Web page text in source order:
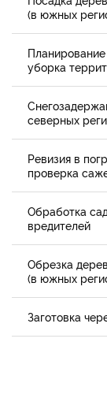
(в южных
уборка
северных
Ревизия в
проверка
Обработка
вредителей
Обрезка
(в южных
Заготовка